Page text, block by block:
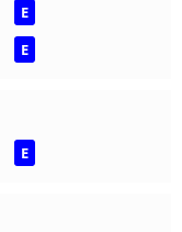
E
E
E